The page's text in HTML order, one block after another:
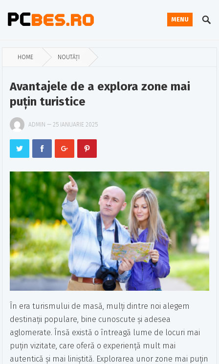
MENU
HOME NOUTĂȚI
Avantajele de a explora zone mai
puțin turistice
ADMIN —25 IANUARIE 2025
În era turismului de masă, mulți dintre noi alegem
destinații populare, bine cunoscute și adesea
aglomerate. Însă există o întreagă lume de locuri mai
puțin vizitate, care oferă o experiență mult mai
autentică și mai liniștită. Explorarea unor zone mai puțin